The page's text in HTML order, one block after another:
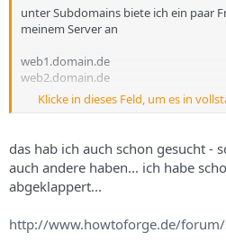
unter Subdomains biete ich ein paar
meinem Server an
web1.domain.de
web2.domain.de
Da ich die einzelnen Webs auch den
zugewiesen ist. Wie kann ich da
Domain bei mehreren Kunden
Klicke in dieses Feld, um es in
das hab ich auch schon gesucht -
auch andere haben... ich habe
abgeklappert...
http://www.howtoforge.de/forum/